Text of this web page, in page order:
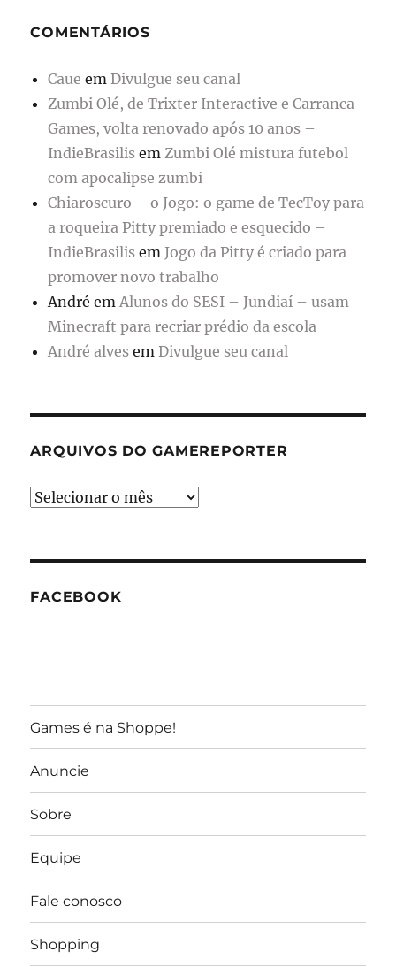
COMENTÁRIOS
Caue emDivulgue seu canal
Zumbi Olé, de Trixter Interactive e Carranca
Games, volta renovado após 10 anos –
IndieBrasilis emZumbi Olé mistura futebol
com apocalipse zumbi
Chiaroscuro – o Jogo: o game de TecToy para
a roqueira Pitty premiado e esquecido –
IndieBrasilis em Jogo da Pitty é criado para
promover novo trabalho
André emAlunos do SESI – Jundiaí – usam
Minecraft para recriar prédio da escola
André alves emDivulgue seu canal
ARQUIVOS DO GAMEREPORTER
Arquivos
FACEBOOK
Games é na Shoppe!
Anuncie
Sobre
Equipe
Fale conosco
Shopping